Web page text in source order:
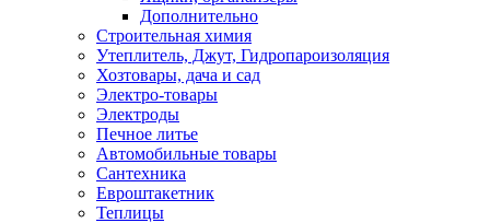
Дополнительно
Строительная химия
Утеплитель, Джут, Гидропароизоляция
Хозтовары, дача и сад
Электро-товары
Электроды
Печное литье
Автомобильные товары
Сантехника
Евроштакетник
Теплицы